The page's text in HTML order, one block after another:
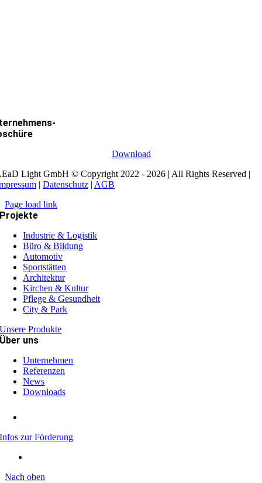
Download
Light GmbH © Copyright 2022 - 2026 | All Rights Reserved |
| Datenschutz | AGB
Page load link
Projekte
Industrie & Logistik
Büro & Bildung
Automotiv
Sportstätten
Architektur
Kirchen & Kultur
Pflege & Gesundheit
City & Park
Unsere Produkte
Über uns
Unternehmen
Referenzen
News
Downloads
Infos zur Förderung
Nach oben